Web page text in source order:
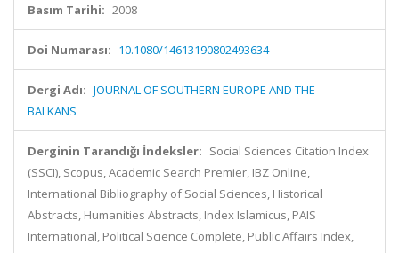
Basım Tarihi: 2008
Doi Numarası: 10.1080/14613190802493634
Dergi Adı: JOURNAL OF SOUTHERN EUROPE AND THE
BALKANS
Derginin Tarandığı İndeksler: Social Sciences Citation Index
(SSCI), Scopus, Academic Search Premier, IBZ Online,
International Bibliography of Social Sciences, Historical
Abstracts, Humanities Abstracts, Index Islamicus, PAIS
International, Political Science Complete, Public Affairs Index,